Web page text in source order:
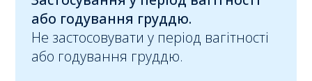
або годування груддю.
Не застосовувати у період вагітності
або годування груддю.